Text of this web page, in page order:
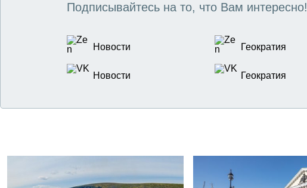
Подписывайтесь на то, что Вам интересно!
Новости Геократия
Новости Геократия